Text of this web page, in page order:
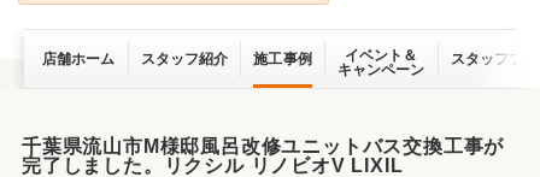
店舗ホーム スタッフ紹介 施工事例
イベント＆
キャンペーン
スタッフブ
千葉県流山市M様邸風呂改修ユニットバス交換工事が
完了しました。リクシル リノビオV LIXIL